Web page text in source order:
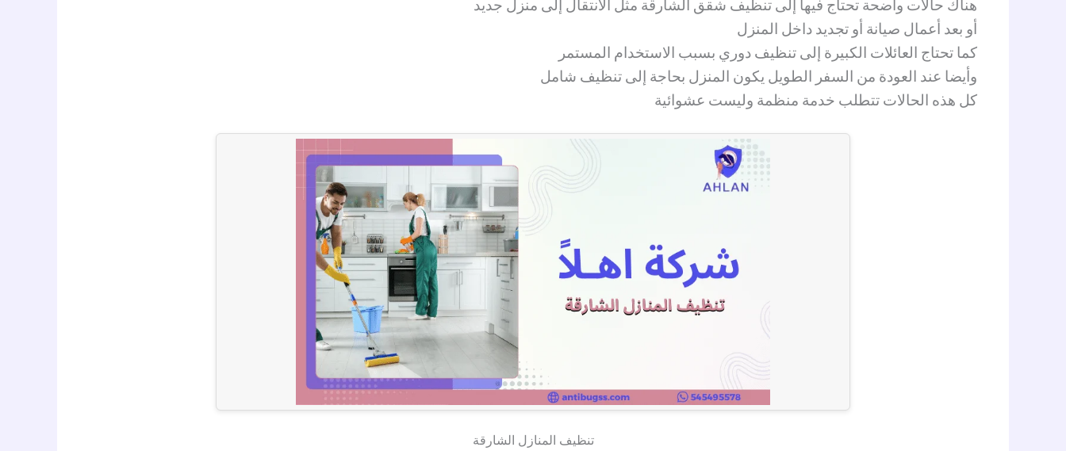
هناك حالات واضحة تحتاج فيها إلى تنظيف شقق الشارقة مثل الانتقال إلى منزل جديد
أو بعد أعمال صيانة أو تجديد داخل المنزل
كما تحتاج العائلات الكبيرة إلى تنظيف دوري بسبب الاستخدام المستمر
وأيضا عند العودة من السفر الطويل يكون المنزل بحاجة إلى تنظيف شامل
كل هذه الحالات تتطلب خدمة منظمة وليست عشوائية
تنظيف المنازل الشارقة